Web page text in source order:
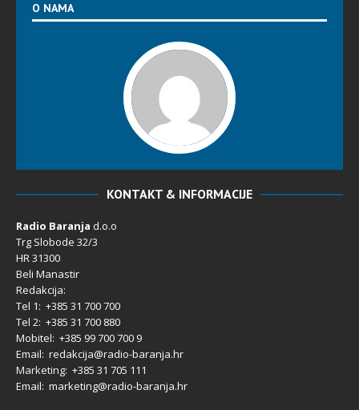
O NAMA
KONTAKT & INFORMACIJE
Radio Baranja d.o.o
Trg Slobode 32/3
HR 31300
Beli Manastir
Redakcija:
Tel 1: +385 31 700 700
Tel 2: +385 31 700 880
Mobitel: +385 99 700 700 9
Email: redakcija@radio-baranja.hr
Marketing: +385 31 705 111
Email: marketing@radio-baranja.hr